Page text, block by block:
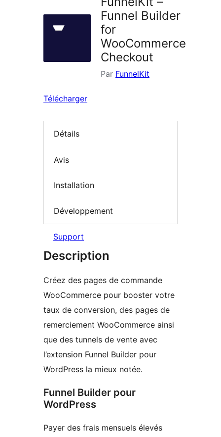
Funnel Builder
for
WooCommerce
Checkout
Par FunnelKit
Télécharger
Détails
Avis
Installation
Développement
Support
Description
Créez des pages de commande
WooCommerce pour booster votre
taux de conversion, des pages de
remerciement WooCommerce ainsi
que des tunnels de vente avec
l’extension Funnel Builder pour
WordPress la mieux notée.
Funnel Builder pour
WordPress
Payer des frais mensuels élevés